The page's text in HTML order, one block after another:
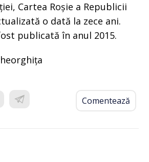
Cartea Roșie a Republicii
o dată la zece ani.
publicată în anul 2015.
Comentează